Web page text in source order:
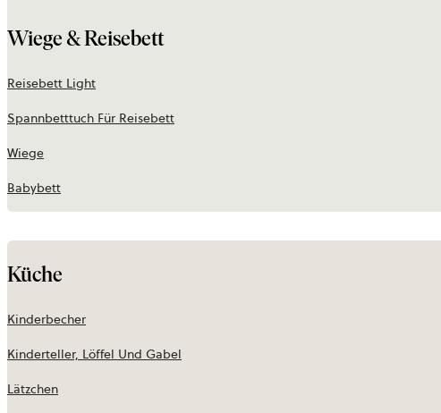
Wiege & Reisebett
Reisebett Light
Spannbetttuch Für Reisebett
Wiege
Babybett
Küche
Kinderbecher
Kinderteller, Löffel Und Gabel
Lätzchen